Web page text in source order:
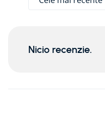
Nicio recenzie.